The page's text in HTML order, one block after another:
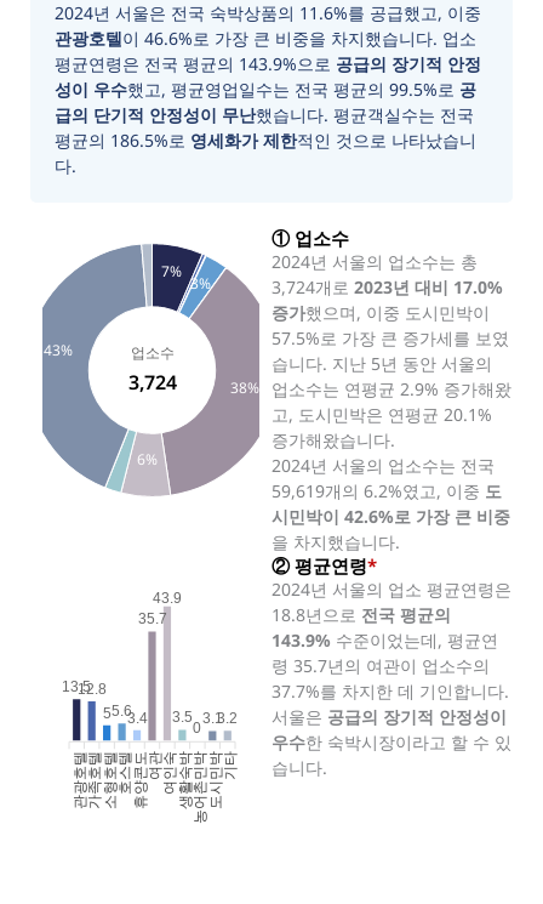
2024년 서울은 전국 숙박상품의 11.6%를 공급했고, 이중
관광호텔이 46.6%로 가장 큰 비중을 차지했습니다. 업소
평균연령은 전국 평균의 143.9%으로 공급의 장기적 안정
성이 우수했고, 평균영업일수는 전국 평균의 99.5%로 공
급의 단기적 안정성이 무난했습니다. 평균객실수는 전국
평균의 186.5%로 영세화가 제한적인 것으로 나타났습니
다.
7%
3%
38%
6%
43% 업소수
3,724
① 업소수
2024년 서울의 업소수는 총
3,724개로 2023년 대비 17.0%
증가했으며, 이중 도시민박이
57.5%로 가장 큰 증가세를 보였
습니다. 지난 5년 동안 서울의
업소수는 연평균 2.9% 증가해왔
고, 도시민박은 연평균 20.1%
증가해왔습니다.
2024년 서울의 업소수는 전국
59,619개의 6.2%였고, 이중 도
시민박이 42.6%로 가장 큰 비중
을 차지했습니다.
13.512.8
55.63.4
35.7
43.9
3.5
0
3.13.2
관광호텔가족호텔소형호텔호스텔휴양콘도여관여인숙생활숙박농어촌민박도시민박기타
② 평균연령*
2024년 서울의 업소 평균연령은
18.8년으로 전국 평균의
143.9% 수준이었는데, 평균연
령 35.7년의 여관이 업소수의
37.7%를 차지한 데 기인합니다.
서울은 공급의 장기적 안정성이
우수한 숙박시장이라고 할 수 있
습니다.